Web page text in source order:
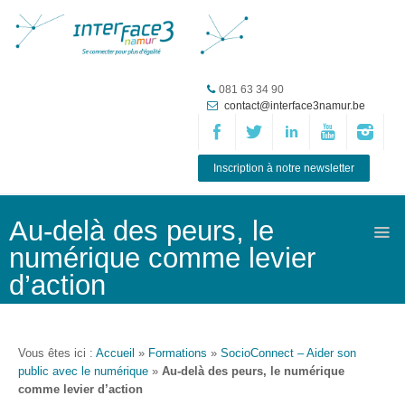
081 63 34 90
contact@interface3namur.be
Inscription à notre newsletter
Au-delà des peurs, le
numérique comme levier
d’action
Vous êtes ici : Accueil » Formations » SocioConnect – Aider son
public avec le numérique » Au-delà des peurs, le numérique
comme levier d’action
Agenda
Équipe
Travailler chez
Interface3.Namur
projets
Média